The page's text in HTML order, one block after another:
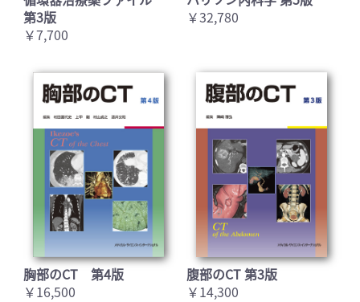
第3版
￥7,700
￥32,780
胸部のCT 第4版
￥16,500
腹部のCT 第3版
￥14,300